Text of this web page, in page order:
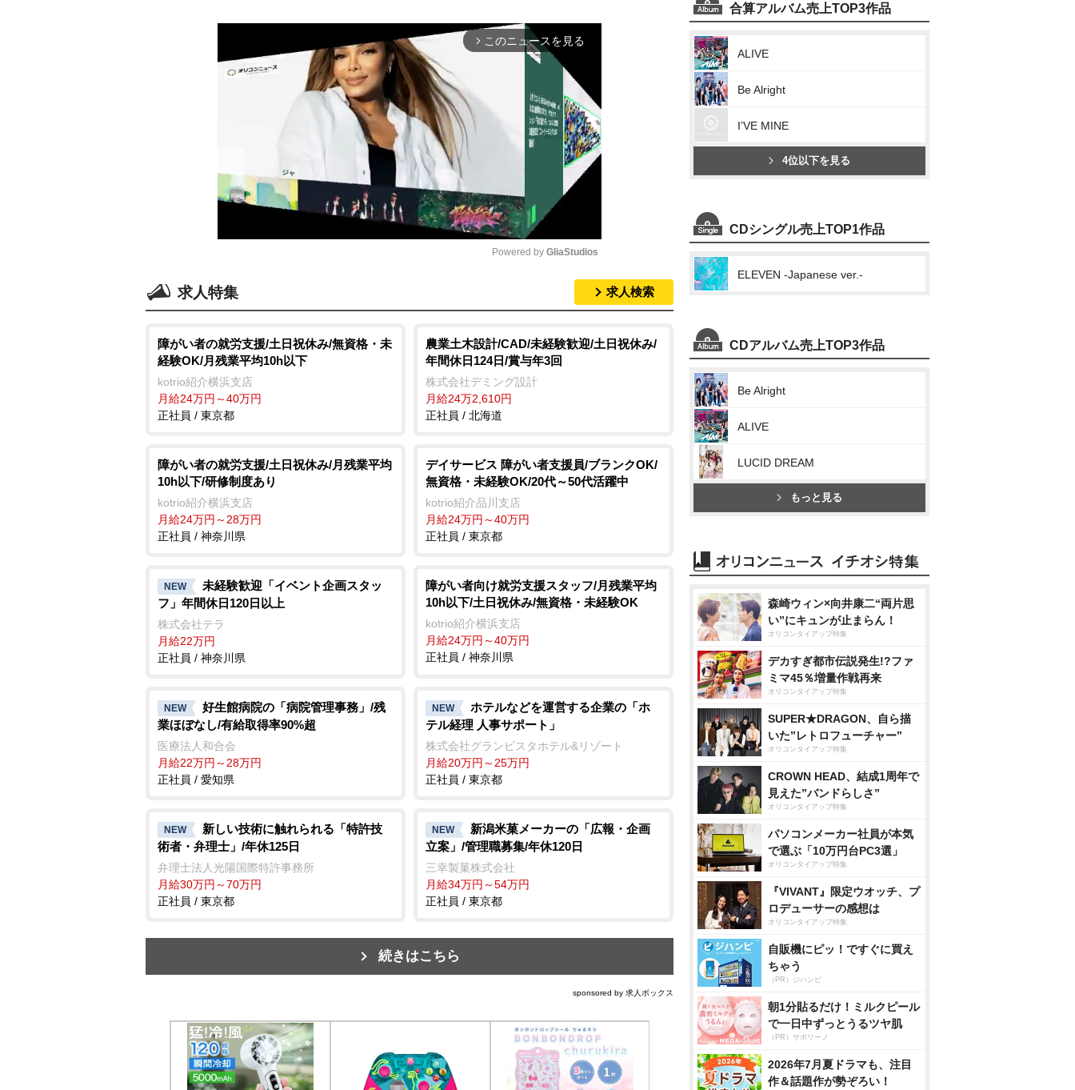
arrow_forward_ios このニュースを見る
t
e
Powered by GliaStudios
求人特集 求人検索
障がい者の就労支援/土日祝休み/無資格・未
経験OK/月残業平均10h以下
kotrio紹介横浜支店
月給24万円～40万円
正社員 / 東京都
農業土木設計/CAD/未経験歓迎/土日祝休み/
年間休日124日/賞与年3回
株式会社デミング設計
月給24万2,610円
正社員 / 北海道
障がい者の就労支援/土日祝休み/月残業平均
10h以下/研修制度あり
kotrio紹介横浜支店
月給24万円～28万円
正社員 / 神奈川県
デイサービス 障がい者支援員/ブランクOK/
無資格・未経験OK/20代～50代活躍中
kotrio紹介品川支店
月給24万円～40万円
正社員 / 東京都
NEW
未経験歓迎「イベント企画スタッ
フ」年間休日120日以上
株式会社テラ
月給22万円
正社員 / 神奈川県
障がい者向け就労支援スタッフ/月残業平均
10h以下/土日祝休み/無資格・未経験OK
kotrio紹介横浜支店
月給24万円～40万円
正社員 / 神奈川県
NEW
好生館病院の「病院管理事務」/残
業ほぼなし/有給取得率90%超
医療法人和合会
月給22万円～28万円
正社員 / 愛知県
NEW
ホテルなどを運営する企業の「ホ
テル経理 人事サポート」
株式会社グランビスタホテル&リゾート
月給20万円～25万円
正社員 / 東京都
NEW
新しい技術に触れられる「特許技
術者・弁理士」/年休125日
弁理士法人光陽国際特許事務所
月給30万円～70万円
正社員 / 東京都
NEW
新潟米菓メーカーの「広報・企画
立案」/管理職募集/年休120日
三幸製菓株式会社
月給34万円～54万円
正社員 / 東京都
続きはこちら
sponsored by 求人ボックス
合算アルバム売上TOP3作品
ALIVE
Be Alright
I’VE MINE
4位以下を見る
CDシングル売上TOP1作品
ELEVEN -Japanese ver.-
CDアルバム売上TOP3作品
Be Alright
ALIVE
LUCID DREAM
もっと見る
森崎ウィン×向井康二“両片思
い”にキュンが止まらん！
オリコンタイアップ特集
デカすぎ都市伝説発生!?ファ
ミマ45％増量作戦再来
オリコンタイアップ特集
SUPER★DRAGON、自ら描
いた”レトロフューチャー”
オリコンタイアップ特集
CROWN HEAD、結成1周年で
見えた”バンドらしさ”
オリコンタイアップ特集
パソコンメーカー社員が本気
で選ぶ「10万円台PC3選」
オリコンタイアップ特集
『VIVANT』限定ウオッチ、プ
ロデューサーの感想は
オリコンタイアップ特集
自販機にピッ！ですぐに買え
ちゃう
（PR）ジハンピ
朝1分貼るだけ！ミルクピール
で一日中ずっとうるツヤ肌
（PR）サボリーノ
2026年7月夏ドラマも、注目
作＆話題作が勢ぞろい！